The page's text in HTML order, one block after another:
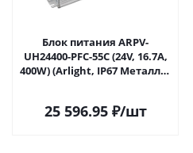
Блок питания ARPV-
UH24400-PFC-55C (24V, 16.7A,
400W) (Arlight, IP67 Металл, 5
25 596.95₽/шт